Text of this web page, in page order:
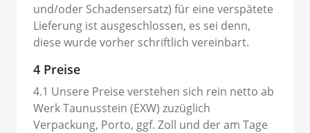
und/oder Schadensersatz) für eine verspätete
Lieferung ist ausgeschlossen, es sei denn,
diese wurde vorher schriftlich vereinbart.
4 Preise
4.1 Unsere Preise verstehen sich rein netto ab
Werk Taunusstein (EXW) zuzüglich
Verpackung, Porto, ggf. Zoll und der am Tage